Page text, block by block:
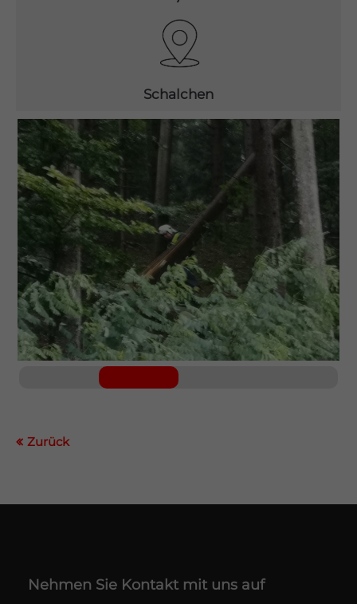
info@yourdomain.com
Lorem ipsum dolor sit amet, consectetuer
adipiscing elit.
Aenean commodo ligula eget dolor. Aenean
massa. Cum sociis natoque penatibus et magnis
dis parturient montes, nascetur ridiculus mus.
Donec quam felis, ultricies nec.
Schalchen
Zurück
Nehmen Sie Kontakt mit uns auf